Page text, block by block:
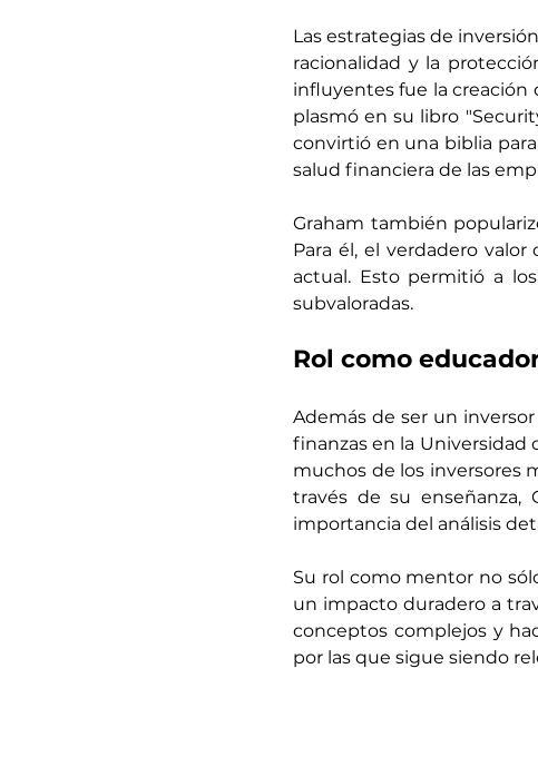
Las estrategias de
racionalidad y la
influyentes fue la creación
plasmó en su libro
convirtió en una biblia
salud financiera de las
Graham también
Para él, el verdadero
actual. Esto permitió a
subvaloradas.
Rol como
Además de ser un
finanzas en la Universidad
muchos de los inversores
través de su enseñanza,
importancia del análisis
Su rol como mentor no
un impacto duradero a
conceptos complejos y
por las que sigue siendo